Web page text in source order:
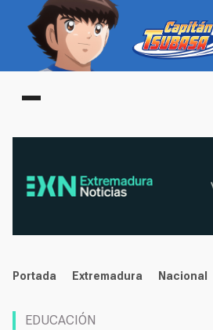
Main menu
noticias
Portada Extremadura Nacional
EDUCACIÓN